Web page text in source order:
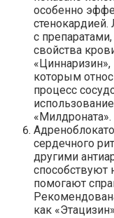
особенно
с
свойства
которым
процесс
«Милдроната».
сердечного
другими
способствуют
помогают
как